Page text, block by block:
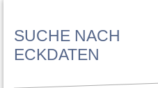
SUCHE NACH
ECKDATEN